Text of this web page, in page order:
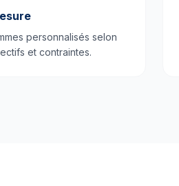
personnalisés selon
et contraintes.